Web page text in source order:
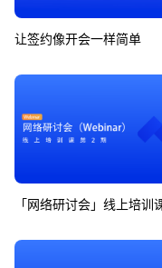
让签约像开会一样简单